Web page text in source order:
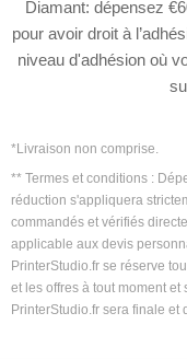
Diamant: dépensez
pour avoir droit à
niveau d'adhésion où
*Livraison non comprise.
** Termes et conditions :
réduction s'appliquera
commandés et vérifiés
applicable aux devis
PrinterStudio.fr se réserve
et les offres à tout moment
PrinterStudio.fr sera finale et